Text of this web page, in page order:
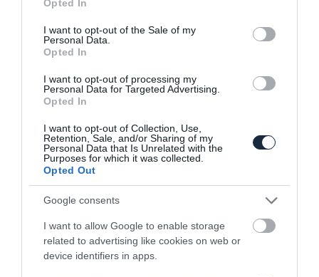
use your data for below specified purposes in below Google
consent section.
Opted In
I want to opt-out of the Sale of my
Personal Data.
Opted In
I want to opt-out of processing my
Personal Data for Targeted Advertising.
Opted In
I want to opt-out of Collection, Use,
Retention, Sale, and/or Sharing of my
Personal Data that Is Unrelated with the
Purposes for which it was collected.
Opted Out
Google consents
I want to allow Google to enable storage
related to advertising like cookies on web or
device identifiers in apps.
Sokat bukott a Suzuki az első
Továbbra is tarol a Suzuki